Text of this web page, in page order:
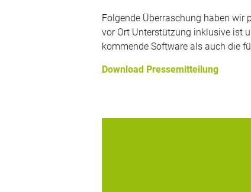
Folgende Überraschung haben wir
vor Ort Unterstützung inklusive ist
kommende Software als auch die
Download Pressemitteilung